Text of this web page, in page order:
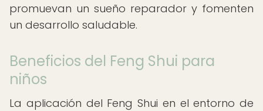
promuevan un sueño reparador y fomenten
un desarrollo saludable.
Beneficios del Feng Shui para
niños
La aplicación del Feng Shui en el entorno de